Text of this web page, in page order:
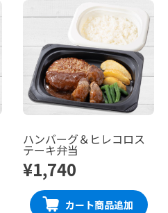
ハンバーグ＆ヒレコロス
テーキ弁当
¥1,740
カート商品追加